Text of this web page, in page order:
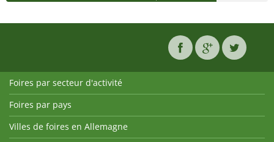
Foires par secteur d'activité
Foires par pays
Villes de foires en Allemagne